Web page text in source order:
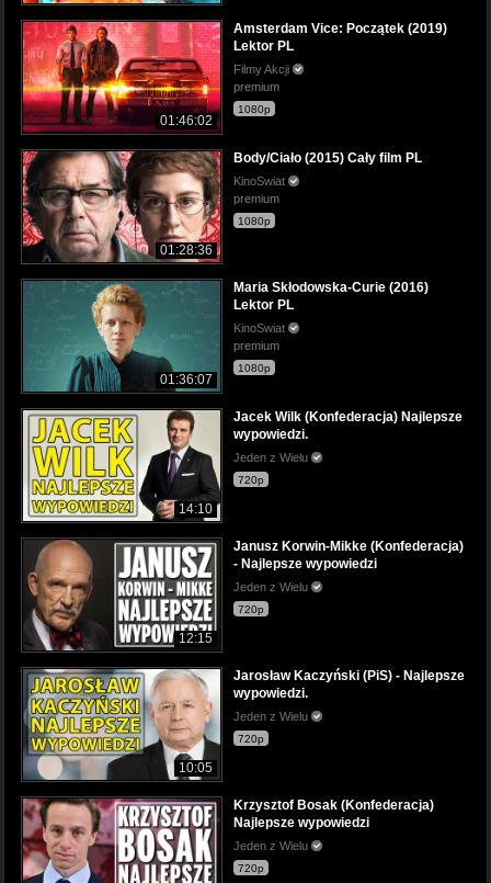
01:46:02
Amsterdam Vice: Początek (2019)
Lektor PL
Filmy Akcji
premium
1080p
01:28:36
Body/Ciało (2015) Cały film PL
KinoSwiat
premium
1080p
01:36:07
Maria Skłodowska-Curie (2016)
Lektor PL
KinoSwiat
premium
1080p
14:10
Jacek Wilk (Konfederacja) Najlepsze
wypowiedzi.
Jeden z Wielu
720p
12:15
Janusz Korwin-Mikke (Konfederacja)
- Najlepsze wypowiedzi
Jeden z Wielu
720p
10:05
Jarosław Kaczyński (PiS) - Najlepsze
wypowiedzi.
Jeden z Wielu
720p
Krzysztof Bosak (Konfederacja)
Najlepsze wypowiedzi
Jeden z Wielu
720p